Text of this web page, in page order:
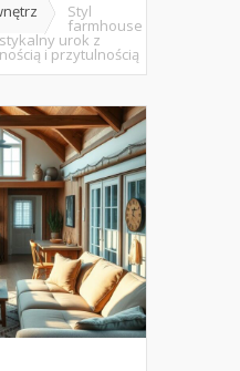
Styl
farmhouse
urok z
i przytulnością